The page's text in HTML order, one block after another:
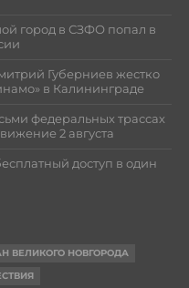
город в СЗФО попал в
Губерниев жестко
в Калининграде
федеральных трассах
2 августа
доступ в один
ВЕЛИКОГО НОВГОРОДА